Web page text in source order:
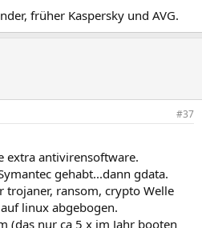
früher Kaspersky und AVG.
#37
extra antivirensoftware.
gehabt...dann gdata.
ransom, crypto Welle
linux abgebogen.
(das nur ca 5 x im Jahr booten